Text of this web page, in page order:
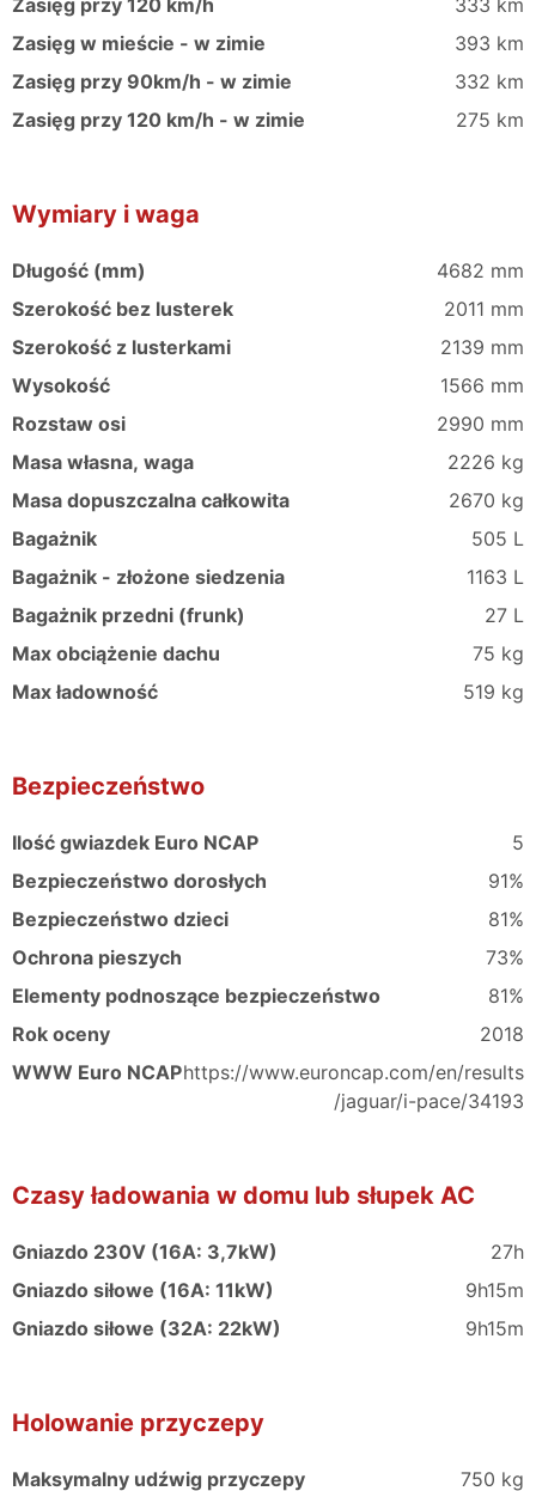
Zasięg przy 120 km/h
333 km
Zasięg w mieście - w zimie
393 km
Zasięg przy 90km/h - w zimie
332 km
Zasięg przy 120 km/h - w zimie
275 km
Wymiary i waga
Długość (mm)
4682 mm
Szerokość bez lusterek
2011 mm
Szerokość z lusterkami
2139 mm
Wysokość
1566 mm
Rozstaw osi
2990 mm
Masa własna, waga
2226 kg
Masa dopuszczalna całkowita
2670 kg
Bagażnik
505 L
Bagażnik - złożone siedzenia
1163 L
Bagażnik przedni (frunk)
27 L
Max obciążenie dachu
75 kg
Max ładowność
519 kg
Bezpieczeństwo
Ilość gwiazdek Euro NCAP
5
Bezpieczeństwo dorosłych
91%
Bezpieczeństwo dzieci
81%
Ochrona pieszych
73%
Elementy podnoszące bezpieczeństwo
81%
Rok oceny
2018
WWW Euro NCAPhttps://www.euroncap.com/en/results
/jaguar/i-pace/34193
Czasy ładowania w domu lub słupek AC
Gniazdo 230V (16A: 3,7kW)
27h
Gniazdo siłowe (16A: 11kW)
9h15m
Gniazdo siłowe (32A: 22kW)
9h15m
Holowanie przyczepy
Maksymalny udźwig przyczepy
750 kg